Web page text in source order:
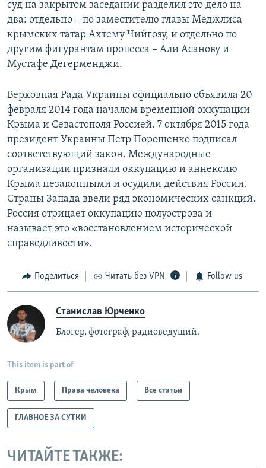
суд на закрытом заседании разделил это дело на
два: отдельно – по заместителю главы Меджлиса
крымских татар Ахтему Чийгозу, и отдельно по
другим фигурантам процесса – Али Асанову и
Мустафе Дегерменджи.
Верховная Рада Украины официально объявила 20
февраля 2014 года началом временной оккупации
Крыма и Севастополя Россией. 7 октября 2015 года
президент Украины Петр Порошенко подписал
соответствующий закон. Международные
организации признали оккупацию и аннексию
Крыма незаконными и осудили действия России.
Страны Запада ввели ряд экономических санкций.
Россия отрицает оккупацию полуострова и
называет это «восстановлением исторической
справедливости».
Поделиться Читать без VPN Follow us
Станислав Юрченко
Блогер, фотограф, радиоведущий.
This item is part of
Крым Права человека Все статьи
ГЛАВНОЕ ЗА СУТКИ
ЧИТАЙТЕ ТАКЖЕ: